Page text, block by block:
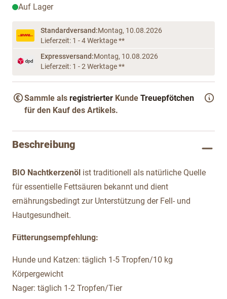
Auf Lager
Standardversand:Montag, 10.08.2026
Lieferzeit: 1 - 4 Werktage **
Expressversand:Montag, 10.08.2026
Lieferzeit: 1 - 2 Werktage **
Sammle als registrierterKunde Treuepfötchen
für den Kauf des Artikels.
Beschreibung
BIO Nachtkerzenöl ist traditionell als natürliche Quelle
für essentielle Fettsäuren bekannt und dient
ernährungsbedingt zur Unterstützung der Fell- und
Hautgesundheit.
Fütterungsempfehlung:
Hunde und Katzen: täglich 1-5 Tropfen/10 kg
Körpergewicht
Nager: täglich 1-2 Tropfen/Tier